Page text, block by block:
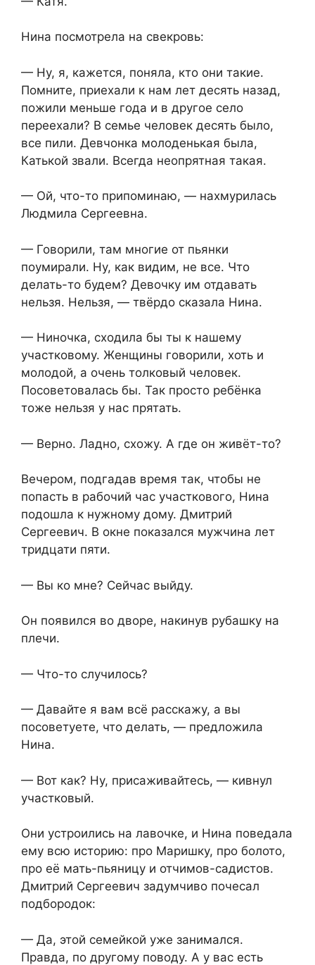
Нина посмотрела на свекровь:
— Ну, я, кажется, поняла, кто они такие.
Помните, приехали к нам лет десять назад,
пожили меньше года и в другое село
переехали? В семье человек десять было,
все пили. Девчонка молоденькая была,
Катькой звали. Всегда неопрятная такая.
— Ой, что-то припоминаю, — нахмурилась
Людмила Сергеевна.
— Говорили, там многие от пьянки
поумирали. Ну, как видим, не все. Что
делать-то будем? Девочку им отдавать
нельзя. Нельзя, — твёрдо сказала Нина.
— Ниночка, сходила бы ты к нашему
участковому. Женщины говорили, хоть и
молодой, а очень толковый человек.
Посоветовалась бы. Так просто ребёнка
тоже нельзя у нас прятать.
— Верно. Ладно, схожу. А где он живёт-то?
Вечером, подгадав время так, чтобы не
попасть в рабочий час участкового, Нина
подошла к нужному дому. Дмитрий
Сергеевич. В окне показался мужчина лет
тридцати пяти.
— Вы ко мне? Сейчас выйду.
Он появился во дворе, накинув рубашку на
плечи.
— Что-то случилось?
— Давайте я вам всё расскажу, а вы
посоветуете, что делать, — предложила
Нина.
— Вот как? Ну, присаживайтесь, — кивнул
участковый.
Они устроились на лавочке, и Нина поведала
ему всю историю: про Маришку, про болото,
про её мать-пьяницу и отчимов-садистов.
Дмитрий Сергеевич задумчиво почесал
подбородок:
— Да, этой семейкой уже занимался.
Правда, по другому поводу. А у вас есть